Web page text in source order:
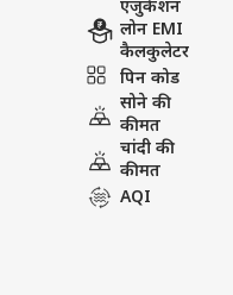
एजुकेशन
लोन EMI
कैलकुलेटर
पिन कोड
सोने की
कीमत
चांदी की
कीमत
AQI